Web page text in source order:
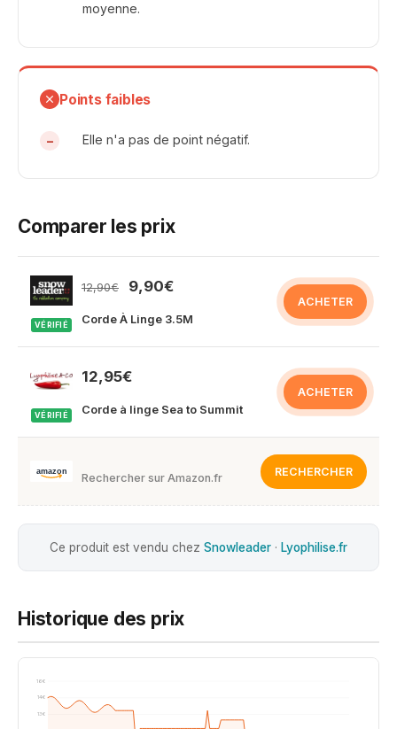
moyenne.
Points faibles
Elle n'a pas de point négatif.
Comparer les prix
VÉRIFIÉ Corde À Linge 3.5M
12,90€ 9,90€
ACHETER
VÉRIFIÉ Corde à linge Sea to Summit
12,95€
ACHETER
Rechercher sur Amazon.fr RECHERCHER
Ce produit est vendu chez Snowleader · Lyophilise.fr
Historique des prix
13€
14€
16€